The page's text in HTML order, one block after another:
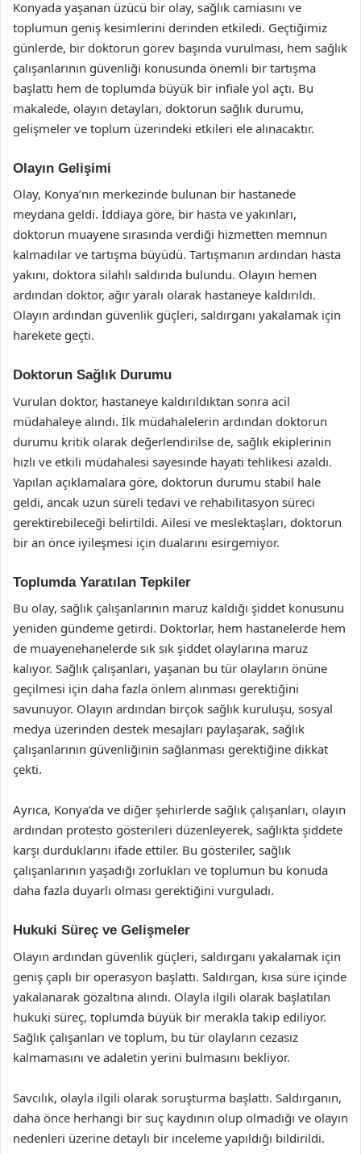
Konyada yaşanan üzücü bir olay, sağlık camiasını ve
toplumun geniş kesimlerini derinden etkiledi. Geçtiğimiz
günlerde, bir doktorun görev başında vurulması, hem sağlık
çalışanlarının güvenliği konusunda önemli bir tartışma
başlattı hem de toplumda büyük bir infiale yol açtı. Bu
makalede, olayın detayları, doktorun sağlık durumu,
gelişmeler ve toplum üzerindeki etkileri ele alınacaktır.
Olayın Gelişimi
Olay, Konya’nın merkezinde bulunan bir hastanede
meydana geldi. İddiaya göre, bir hasta ve yakınları,
doktorun muayene sırasında verdiği hizmetten memnun
kalmadılar ve tartışma büyüdü. Tartışmanın ardından hasta
yakını, doktora silahlı saldırıda bulundu. Olayın hemen
ardından doktor, ağır yaralı olarak hastaneye kaldırıldı.
Olayın ardından güvenlik güçleri, saldırganı yakalamak için
harekete geçti.
Doktorun Sağlık Durumu
Vurulan doktor, hastaneye kaldırıldıktan sonra acil
müdahaleye alındı. İlk müdahalelerin ardından doktorun
durumu kritik olarak değerlendirilse de, sağlık ekiplerinin
hızlı ve etkili müdahalesi sayesinde hayati tehlikesi azaldı.
Yapılan açıklamalara göre, doktorun durumu stabil hale
geldi, ancak uzun süreli tedavi ve rehabilitasyon süreci
gerektirebileceği belirtildi. Ailesi ve meslektaşları, doktorun
bir an önce iyileşmesi için dualarını esirgemiyor.
Toplumda Yaratılan Tepkiler
Bu olay, sağlık çalışanlarının maruz kaldığı şiddet konusunu
yeniden gündeme getirdi. Doktorlar, hem hastanelerde hem
de muayenehanelerde sık sık şiddet olaylarına maruz
kalıyor. Sağlık çalışanları, yaşanan bu tür olayların önüne
geçilmesi için daha fazla önlem alınması gerektiğini
savunuyor. Olayın ardından birçok sağlık kuruluşu, sosyal
medya üzerinden destek mesajları paylaşarak, sağlık
çalışanlarının güvenliğinin sağlanması gerektiğine dikkat
çekti.
Ayrıca, Konya’da ve diğer şehirlerde sağlık çalışanları, olayın
ardından protesto gösterileri düzenleyerek, sağlıkta şiddete
karşı durduklarını ifade ettiler. Bu gösteriler, sağlık
çalışanlarının yaşadığı zorlukları ve toplumun bu konuda
daha fazla duyarlı olması gerektiğini vurguladı.
Hukuki Süreç ve Gelişmeler
Olayın ardından güvenlik güçleri, saldırganı yakalamak için
geniş çaplı bir operasyon başlattı. Saldırgan, kısa süre içinde
yakalanarak gözaltına alındı. Olayla ilgili olarak başlatılan
hukuki süreç, toplumda büyük bir merakla takip ediliyor.
Sağlık çalışanları ve toplum, bu tür olayların cezasız
kalmamasını ve adaletin yerini bulmasını bekliyor.
Savcılık, olayla ilgili olarak soruşturma başlattı. Saldırganın,
daha önce herhangi bir suç kaydının olup olmadığı ve olayın
nedenleri üzerine detaylı bir inceleme yapıldığı bildirildi.